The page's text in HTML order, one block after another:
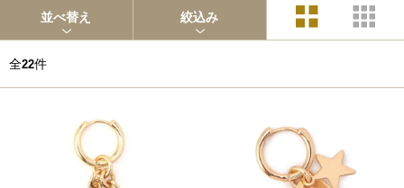
並べ替え 絞込み
全22件